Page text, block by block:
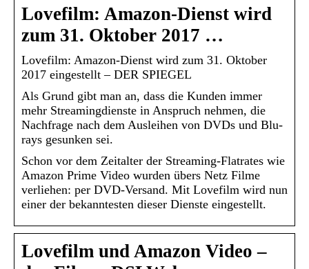
Lovefilm: Amazon-Dienst wird
zum 31. Oktober 2017 …
Lovefilm: Amazon-Dienst wird zum 31. Oktober
2017 eingestellt – DER SPIEGEL
Als Grund gibt man an, dass die Kunden immer
mehr Streamingdienste in Anspruch nehmen, die
Nachfrage nach dem Ausleihen von DVDs und Blu-
rays gesunken sei.
Schon vor dem Zeitalter der Streaming-Flatrates wie
Amazon Prime Video wurden übers Netz Filme
verliehen: per DVD-Versand. Mit Lovefilm wird nun
einer der bekanntesten dieser Dienste eingestellt.
Lovefilm und Amazon Video –